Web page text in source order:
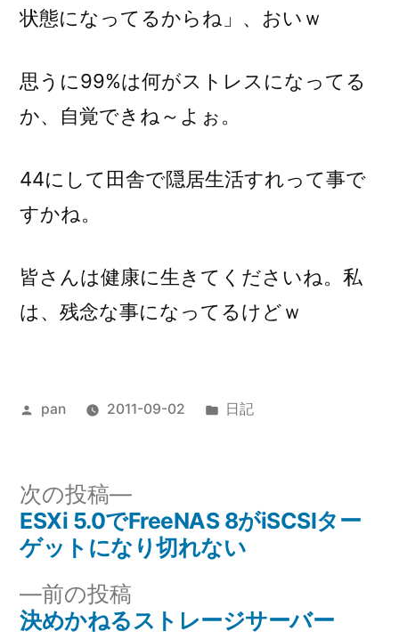
状態になってるからね」、おいｗ
思うに99%は何がストレスになってる
か、自覚できね～よぉ。
44にして田舎で隠居生活すれって事で
すかね。
皆さんは健康に生きてくださいね。私
は、残念な事になってるけどｗ
投
pan 2011-09-02
カ
ー:
日記
投
ナ
前の投稿
の
決めかねるストレージサーバー
次の投稿
次
の
投
ESXi 5.0でFreeNAS 8がiSCSIター
ゲットになり切れない